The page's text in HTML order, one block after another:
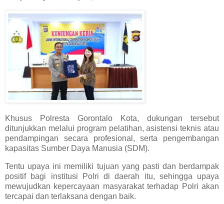
Khusus Polresta Gorontalo Kota, dukungan tersebut
ditunjukkan melalui program pelatihan, asistensi teknis atau
pendampingan secara profesional, serta pengembangan
kapasitas Sumber Daya Manusia (SDM).
Tentu upaya ini memiliki tujuan yang pasti dan berdampak
positif bagi institusi Polri di daerah itu, sehingga upaya
mewujudkan kepercayaan masyarakat terhadap Polri akan
tercapai dan terlaksana dengan baik.